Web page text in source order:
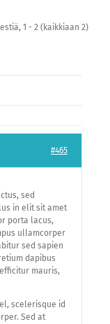
1 - 2 (kaikkiaan 2)
#465
sed
in elit sit amet
porta lacus,
ullamcorper
sed sapien
dapibus
mauris,
scelerisque id
Sed at